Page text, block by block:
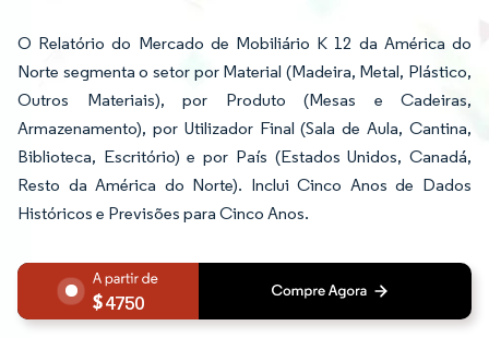
O Relatório do Mercado de Mobiliário K 12 da América do
Norte segmenta o setor por Material (Madeira, Metal, Plástico,
Outros Materiais), por Produto (Mesas e Cadeiras,
Armazenamento), por Utilizador Final (Sala de Aula, Cantina,
Biblioteca, Escritório) e por País (Estados Unidos, Canadá,
Resto da América do Norte). Inclui Cinco Anos de Dados
Históricos e Previsões para Cinco Anos.
4750